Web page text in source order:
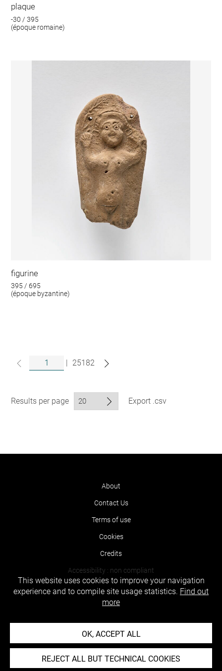
plaque
-30 / 395
(époque romaine)
figurine
395 / 695
(époque byzantine)
| 25182
Results per page Export .csv
About
Contact Us
Terms of use
Cookies
Credits
Accessibility : non compliant
This website uses cookies to improve your navigation
experience and to compile site usage statistics. Find out
more
OK, ACCEPT ALL
REJECT ALL BUT TECHNICAL COOKIES